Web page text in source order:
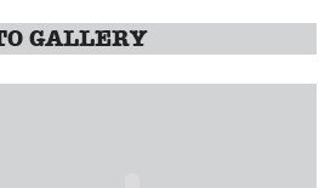
GALLERY